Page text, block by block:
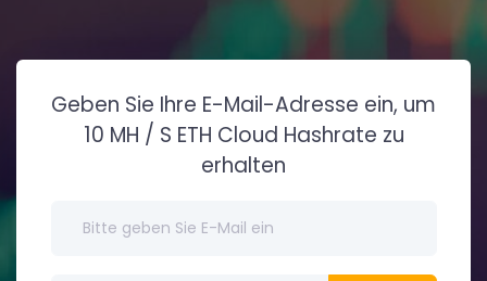
Geben Sie Ihre E-Mail-Adresse ein, um
10 MH / S ETH Cloud Hashrate zu
erhalten